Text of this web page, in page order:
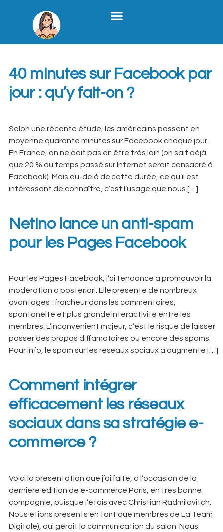
Étiquette :
40 minutes sur Facebook par
jour : qu’y fait-on ?
Selon une récente étude, les américains passent en
moyenne quarante minutes sur Facebook chaque jour.
En France, on ne doit pas en être très loin (on sait déjà
que 20 % du temps passé sur Internet serait consacré à
Facebook). Mais au-delà de cette durée, ce qu’il est
intéressant de connaître, c’est l’usage que nous […]
Netino lance un anti-spam
pour les Pages Facebook
Pour les Pages Facebook, j’ai tendance à promouvoir la
modération a posteriori. Elle présente de nombreux
avantages : fraîcheur dans les commentaires,
spontanéité et plus grande interactivité entre les
membres. L’inconvénient majeur, c’est le risque de laisser
passer des propos diffamatoires ou encore des spams.
Pour info, le spam sur les réseaux sociaux a augmenté […]
Comment intégrer
efficacement les réseaux
sociaux dans sa stratégie e-
commerce ?
Voici la présentation que j’ai faite, à l’occasion de la
dernière édition de e-commerce Paris, en très bonne
compagnie, puisque j’étais avec Christian Radmilovitch.
Nous étions présents en tant que membres de La Team
Digitale), qui gérait la communication du salon. Nous